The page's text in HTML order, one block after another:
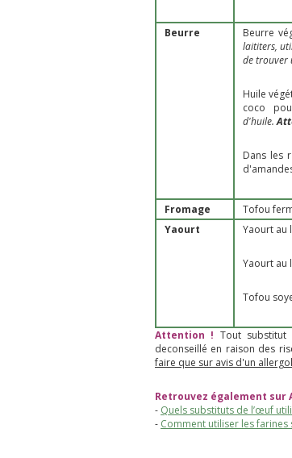
Beurre Beurre
laititers,
de trouver
Huile
coco
d'huile.
Dans les
Fromage
Tofou
Yaourt
Yaourt au
Yaourt au
Tofou
Attention ! Tout
deconseillé en raison des
faire que sur avis d'un
Retrouvez également sur
- Quels substituts de l’œuf
- Comment utiliser les farines